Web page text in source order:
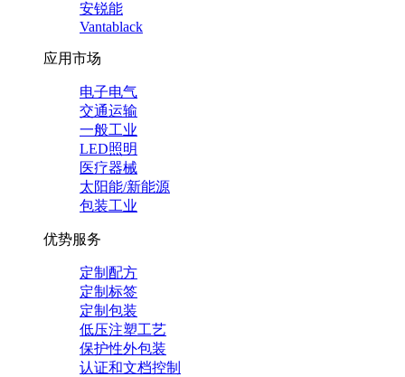
安锐能
Vantablack
应用市场
电子电气
交通运输
一般工业
LED照明
医疗器械
太阳能/新能源
包装工业
优势服务
定制配方
定制标签
定制包装
低压注塑工艺
保护性外包装
认证和文档控制